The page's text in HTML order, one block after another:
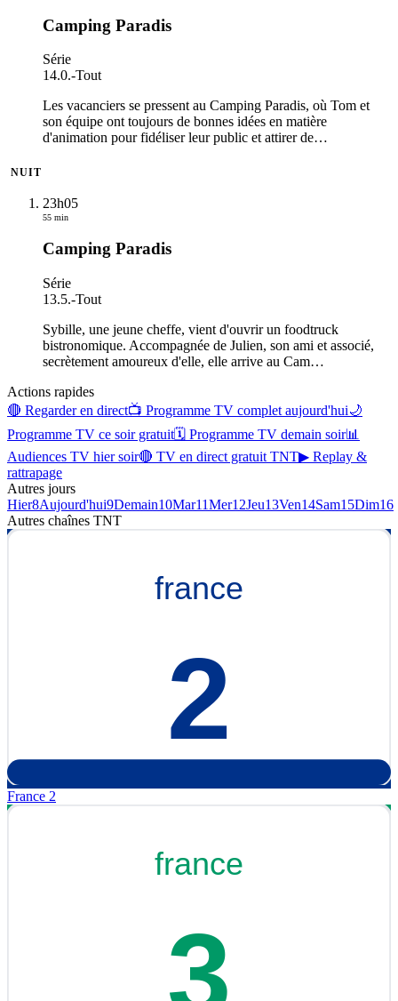
Camping Paradis
Série
14.0.-Tout
Les vacanciers se pressent au Camping Paradis, où Tom et
son équipe ont toujours de bonnes idées en matière
d'animation pour fidéliser leur public et attirer de…
NUIT
23h05
55 min
Camping Paradis
Série
13.5.-Tout
Sybille, une jeune cheffe, vient d'ouvrir un foodtruck
bistronomique. Accompagnée de Julien, son ami et associé,
secrètement amoureux d'elle, elle arrive au Cam…
Actions rapides
🔴 Regarder en direct📺 Programme TV complet aujourd'hui🌙
Programme TV ce soir gratuit🗓 Programme TV demain soir📊
Audiences TV hier soir🔴 TV en direct gratuit TNT▶ Replay &
rattrapage
Autres jours
Hier8Aujourd'hui9Demain10Mar11Mer12Jeu13Ven14Sam15Dim16
Autres chaînes TNT
France 2